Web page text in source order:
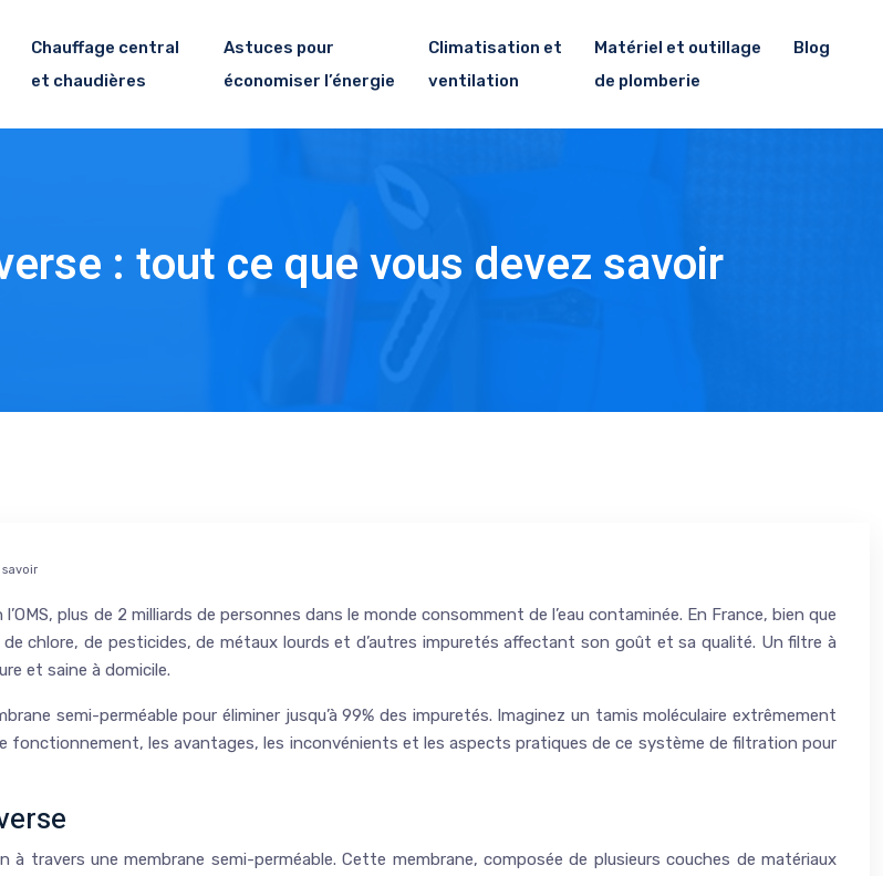
Chauffage central
et chaudières
Astuces pour
économiser l’énergie
Climatisation et
ventilation
Matériel et outillage
de plomberie
Blog
: tout ce que vous devez savoir
plus de 2 milliards de personnes dans le monde consomment de l’eau contaminée. En France, bien que
chlore, de pesticides, de métaux lourds et d’autres impuretés affectant son goût et sa qualité. Un filtre à
et saine à domicile.
semi-perméable pour éliminer jusqu’à 99% des impuretés. Imaginez un tamis moléculaire extrêmement
fonctionnement, les avantages, les inconvénients et les aspects pratiques de ce système de filtration pour
travers une membrane semi-perméable. Cette membrane, composée de plusieurs couches de matériaux